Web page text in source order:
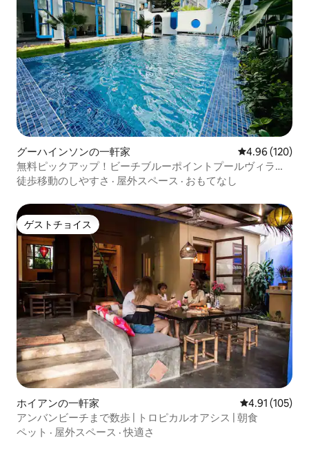
グーハインソンの一軒家 レビュー120
4.96 (120)
無料ピックアップ！ビーチブルーポイントプールヴィラま
で5分
徒歩移動のしやすさ · 屋外スペース · おもてなし
ゲストチョイス
ゲストチョイス
ホイアンの一軒家 レビュー105
4.91 (105)
アンバンビーチまで数歩 | トロピカルオアシス | 朝食
ペット · 屋外スペース ·快適さ